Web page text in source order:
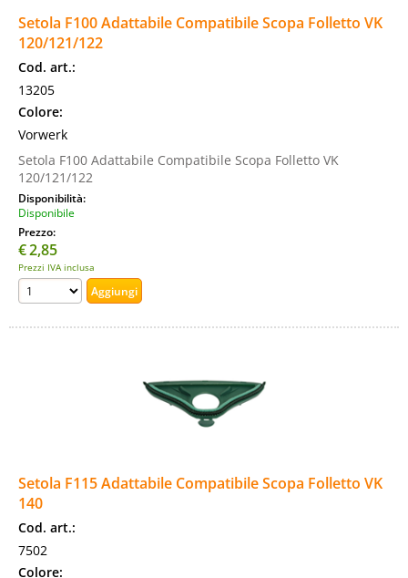
Setola F100 Adattabile Compatibile Scopa Folletto VK
120/121/122
Cod. art.:
13205
Colore:
Vorwerk
Setola F100 Adattabile Compatibile Scopa Folletto VK
120/121/122
Disponibilità:
Disponibile
Prezzo:
€2,85
Prezzi IVA inclusa
Setola F115 Adattabile Compatibile Scopa Folletto VK
140
Cod. art.:
7502
Colore: